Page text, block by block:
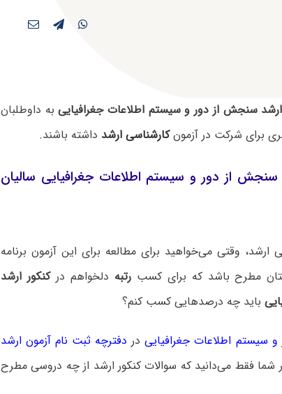
سنجش از دور و سیستم اطلاعات جغرافیاییبه داوطلبان
برای شرکت در آزمونکارشناسی ارشد داشته باشند.
از دور و سیستم اطلاعات جغرافیایی سالیان
وقتی می‌خواهید برای مطالعه برای این آزمون برنامه
مطرح باشد که برای کسبرتبه دلخواهم درکنکور ارشد
باید چه درصدهایی کسب کنم؟
سیستم اطلاعات جغرافیاییدر دفترچه ثبت نام آزمون ارشد
شما فقط می‌دانید که سوالات کنکور ارشد از چه دروسی مطرح